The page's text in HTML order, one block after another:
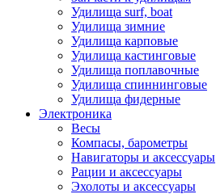
Удилища surf, boat
Удилища зимние
Удилища карповые
Удилища кастинговые
Удилища поплавочные
Удилища спиннинговые
Удилища фидерные
Электроника
Весы
Компасы, барометры
Навигаторы и аксессуары
Рации и аксессуары
Эхолоты и аксессуары